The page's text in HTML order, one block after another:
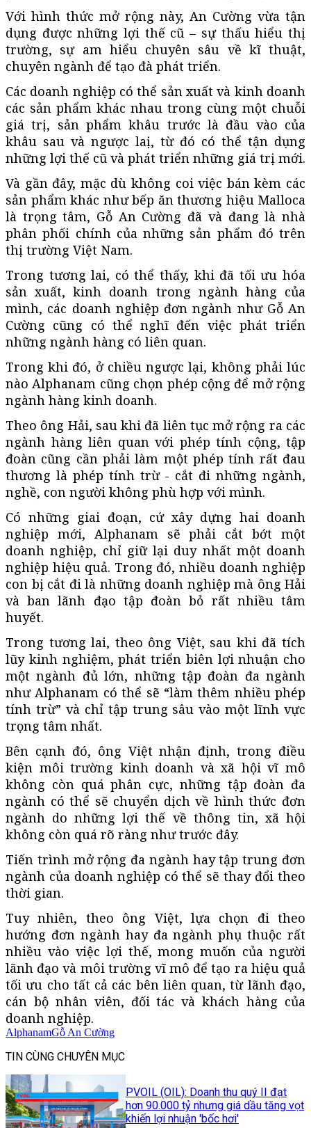
Với hình thức mở rộng này, An Cường vừa tận
dụng được những lợi thế cũ – sự thấu hiểu thị
trường, sự am hiểu chuyên sâu về kĩ thuật,
chuyên ngành để tạo đà phát triển.
Các doanh nghiệp có thể sản xuất và kinh doanh
các sản phẩm khác nhau trong cùng một chuỗi
giá trị, sản phẩm khâu trước là đầu vào của
khâu sau và ngược laị, từ đó có thể tận dụng
những lợi thế cũ và phát triển những giá trị mới.
Và gần đây, mặc dù không coi việc bán kèm các
sản phẩm khác như bếp ăn thương hiệu Malloca
là trọng tâm, Gỗ An Cường đã và đang là nhà
phân phối chính của những sản phẩm đó trên
thị trường Việt Nam.
Trong tương lai, có thể thấy, khi đã tối ưu hóa
sản xuất, kinh doanh trong ngành hàng của
mình, các doanh nghiệp đơn ngành như Gỗ An
Cường cũng có thể nghĩ đến việc phát triển
những ngành hàng có liên quan.
Trong khi đó, ở chiều ngược lại, không phải lúc
nào Alphanam cũng chọn phép cộng để mở rộng
ngành hàng kinh doanh.
Theo ông Hải, sau khi đã liên tục mở rộng ra các
ngành hàng liên quan với phép tính cộng, tập
đoàn cũng cần phải làm một phép tính rất đau
thương là phép tính trừ - cắt đi những ngành,
nghề, con người không phù hợp với mình.
Có những giai đoạn, cứ xây dựng hai doanh
nghiệp mới, Alphanam sẽ phải cắt bớt một
doanh nghiệp, chỉ giữ lại duy nhất một doanh
nghiệp hiệu quả. Trong đó, nhiều doanh nghiệp
con bị cắt đi là những doanh nghiệp mà ông Hải
và ban lãnh đạo tập đoàn bỏ rất nhiều tâm
huyết.
Trong tương lai, theo ông Việt, sau khi đã tích
lũy kinh nghiệm, phát triển biên lợi nhuận cho
một ngành đủ lớn, những tập đoàn đa ngành
như Alphanam có thể sẽ “làm thêm nhiều phép
tính trừ” và chỉ tập trung sâu vào một lĩnh vực
trọng tâm nhất.
Bên cạnh đó, ông Việt nhận định, trong điều
kiện môi trường kinh doanh và xã hội vĩ mô
không còn quá phân cực, những tập đoàn đa
ngành có thể sẽ chuyển dịch về hình thức đơn
ngành do những lợi thế về thông tin, xã hội
không còn quá rõ ràng như trước đây.
Tiến trình mở rộng đa ngành hay tập trung đơn
ngành của doanh nghiệp có thể sẽ thay đổi theo
thời gian.
Tuy nhiên, theo ông Việt, lựa chọn đi theo
hướng đơn ngành hay đa ngành phụ thuộc rất
nhiều vào việc lợi thế, mong muốn của người
lãnh đạo và môi trường vĩ mô để tạo ra hiệu quả
tối ưu cho tất cả các bên liên quan, từ lãnh đạo,
cán bộ nhân viên, đối tác và khách hàng của
doanh nghiệp.
AlphanamGỗ An Cường
TIN CÙNG CHUYÊN MỤC
PVOIL (OIL): Doanh thu quý II đạt
hơn 90.000 tỷ nhưng giá dầu tăng vọt
khiến lợi nhuận 'bốc hơi'